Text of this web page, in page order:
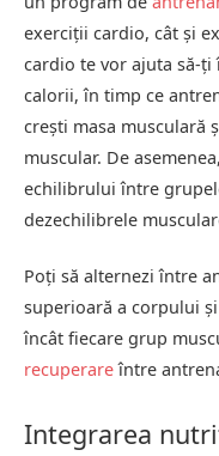
exerciții cardio, cât și
cardio te vor ajuta să-ți
calorii, în timp ce
crești masa musculară
muscular. De
echilibrului între
dezechilibrele
Poți să alternezi între
superioară a corpului
încât fiecare grup
recuperareîntre
Integrarea